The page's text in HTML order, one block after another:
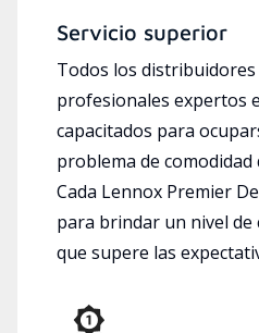
Servicio superior
Todos los
profesionales expertos
capacitados para
problema de
Cada Lennox Premier
para brindar un nivel de
que supere las